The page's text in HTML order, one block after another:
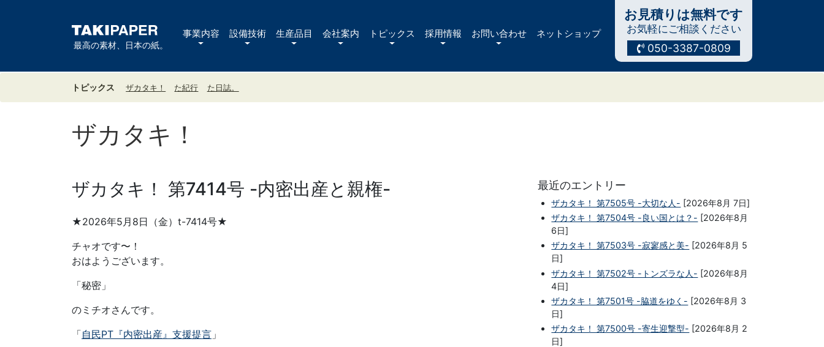
最高の素材、日本の紙。
事業内容 設備技術 生産品目 会社案内 トピックス 採用情報 お問い合わせ ネットショップ
お見積りは無料です
お気軽にご相談ください
050-3387-0809
トピックス ザカタキ！ た紀行 た日誌。
ザカタキ！
ザカタキ！ 第7414号 -内密出産と親権-
★2026年5月8日（金）t-7414号★
チャオです〜！
おはようございます。
「秘密」
のミチオさんです。
「自民PT『内密出産』支援提言 」
最近のエントリー
ザカタキ！ 第7505号 -大切な人- [2026年8月 7日]
ザカタキ！ 第7504号 -良い国とは？- [2026年8月
6日]
ザカタキ！ 第7503号 -寂寥感と美- [2026年8月 5
日]
ザカタキ！ 第7502号 -トンズラな人- [2026年8月
4日]
ザカタキ！ 第7501号 -脇道をゆく- [2026年8月 3
日]
ザカタキ！ 第7500号 -寄生迎撃型- [2026年8月 2
日]